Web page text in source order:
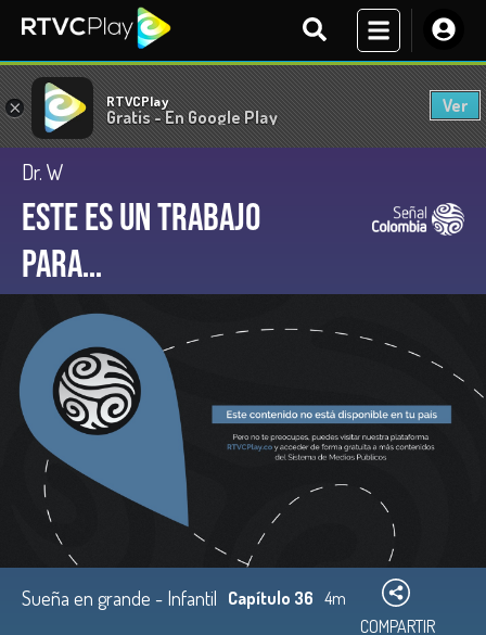
× RTVCPlay
Gratis - En Google Play
Ver
Dr. W
Este es un trabajo
para…
Sueña en grande - Infantil Capítulo 36 4m
COMPARTIR